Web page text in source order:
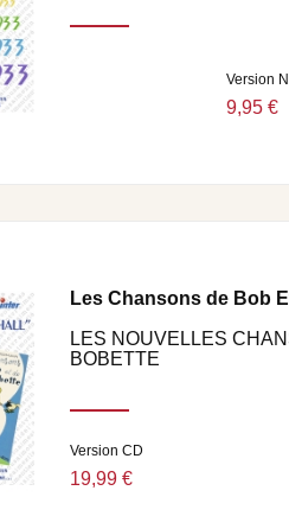
Version
9,95 €
Les Chansons de Bob
LES NOUVELLES
BOBETTE
Version CD
19,99 €